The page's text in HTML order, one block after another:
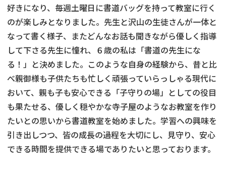
好きになり、毎週土曜日に書道バッグを持って教室に行く
のが楽しみとなりました。先生と沢山の生徒さんが一体と
なって書く様子、またどんなお話も聞きながら優しく指導
して下さる先生に憧れ、６歳の私は「書道の先生にな
る！」と決めました。このような自身の経験から、昔と比
べ親御様も子供たちも忙しく頑張っていらっしゃる現代に
おいて、親も子も安心できる「子守りの場」としての役目
も果たせる、優しく穏やかな寺子屋のようなお教室を作り
たいとの思いから書道教室を始めました。学習への興味を
引き出しつつ、皆の成長の過程を大切にし、見守り、安心
できる時間を提供できる場でありたいと思っております。